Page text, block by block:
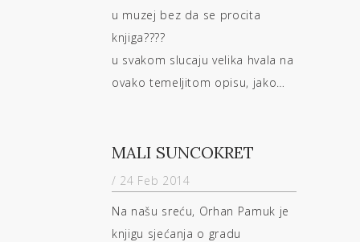
u muzej bez da se procita
knjiga????
u svakom slucaju velika hvala na
ovako temeljitom opisu, jako…
MALI SUNCOKRET
/ 24 Feb 2014
Na našu sreću, Orhan Pamuk je
knjigu sjećanja o gradu